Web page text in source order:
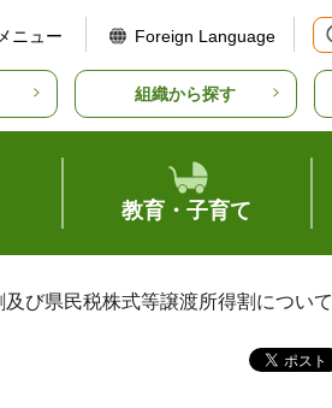
ニュー Foreign Language
組織から探す
教育・子育て
び県民税株式等譲渡所得割について